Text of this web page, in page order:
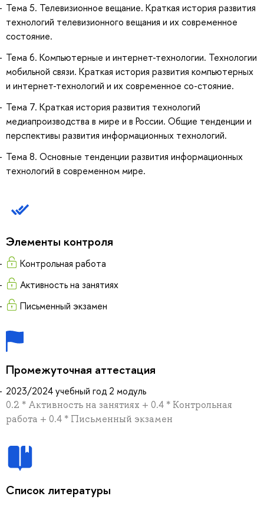
Тема 5. Телевизионное вещание. Краткая история развития
технологий телевизионного вещания и их современное
состояние.
Тема 6. Компьютерные и интернет-технологии. Технологии
мобильной связи. Краткая история развития компьютерных
и интернет-технологий и их современное со-стояние.
Тема 7. Краткая история развития технологий
медиапроизводства в мире и в России. Общие тенденции и
перспективы развития информационных технологий.
Тема 8. Основные тенденции развития информационных
технологий в современном мире.
Элементы контроля
Контрольная работа
Активность на занятиях
Письменный экзамен
Промежуточная аттестация
2023/2024 учебный год 2 модуль
0.2 * Активность на занятиях + 0.4 * Контрольная
работа + 0.4 * Письменный экзамен
Список литературы